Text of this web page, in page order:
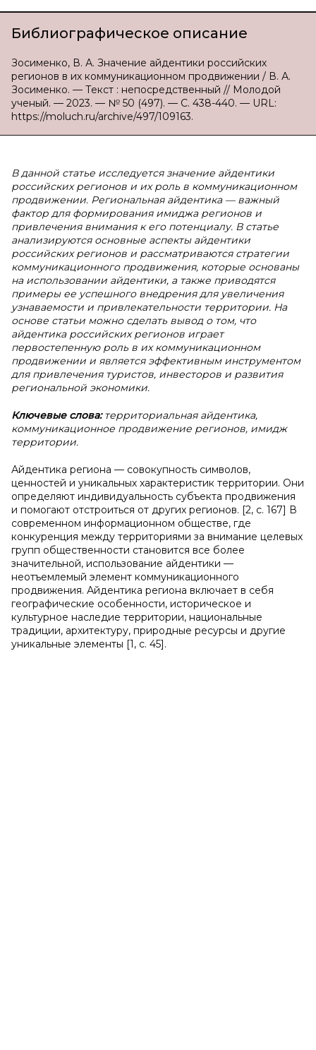
Библиографическое описание
Зосименко, В. А. Значение айдентики российских
регионов в их коммуникационном продвижении / В. А.
Зосименко. — Текст : непосредственный // Молодой
ученый. — 2023. — № 50 (497). — С. 438-440. — URL:
https://moluch.ru/archive/497/109163.
В данной статье исследуется значение айдентики
российских регионов и их роль в коммуникационном
продвижении. Региональная айдентика — важный
фактор для формирования имиджа регионов и
привлечения внимания к его потенциалу. В статье
анализируются основные аспекты айдентики
российских регионов и рассматриваются стратегии
коммуникационного продвижения, которые основаны
на использовании айдентики, а также приводятся
примеры ее успешного внедрения для увеличения
узнаваемости и привлекательности территории. На
основе статьи можно сделать вывод о том, что
айдентика российских регионов играет
первостепенную роль в их коммуникационном
продвижении и является эффективным инструментом
для привлечения туристов, инвесторов и развития
региональной экономики.
Ключевые слова:территориальная айдентика,
коммуникационное продвижение регионов, имидж
территории.
Айдентика региона — совокупность символов,
ценностей и уникальных характеристик территории. Они
определяют индивидуальность субъекта продвижения
и помогают отстроиться от других регионов. [2, с. 167] В
современном информационном обществе, где
конкуренция между территориями за внимание целевых
групп общественности становится все более
значительной, использование айдентики —
неотъемлемый элемент коммуникационного
продвижения. Айдентика региона включает в себя
географические особенности, историческое и
культурное наследие территории, национальные
традиции, архитектуру, природные ресурсы и другие
уникальные элементы [1, с. 45].